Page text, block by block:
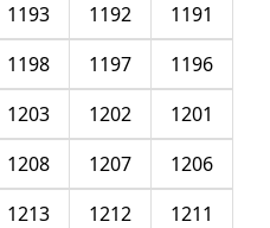
1191
1192
1193
1196
1197
1198
1201
1202
1203
1206
1207
1208
1211
1212
1213